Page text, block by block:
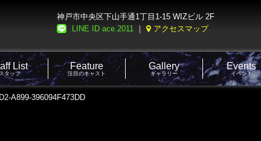
神戸市中央区下山手通1丁目1-15 WIZビル 2F
LINE ID ace.2011 ｜ アクセスマップ
List
タッフ
Feature
注目のキャスト
Gallery
ギャラリー
Events
イベント
A899-396094F473DD